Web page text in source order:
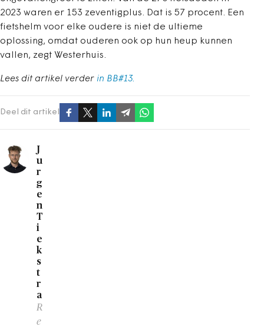
2023 waren er 153 zeventigplus. Dat is 57 procent. Een
fietshelm voor elke oudere is niet de ultieme
oplossing, omdat ouderen ook op hun heup kunnen
vallen, zegt Westerhuis.
Lees dit artikel verder in BB#13.
Deel dit artikel
J
u
r
g
e
n
T
i
e
k
s
t
r
a
R
e